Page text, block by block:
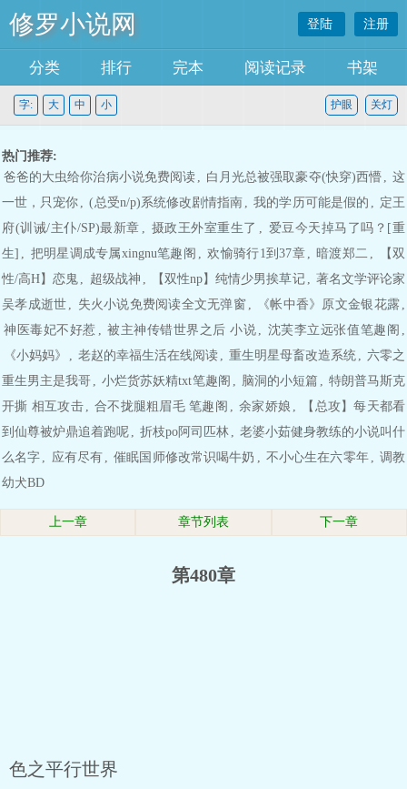
修罗小说网 登陆 注册
分类 排行 完本 阅读记录 书架
字: 大 中 小 关灯
护眼
热门推荐:
爸爸的大虫给你治病小说免费阅读 , 白月光总被强取豪夺(快穿)西懵 , 这
一世，只宠你 , (总受n/p)系统修改剧情指南 , 我的学历可能是假的 , 定王
府(训诫/主仆/SP)最新章 , 摄政王外室重生了 , 爱豆今天掉马了吗？[重
生] , 把明星调成专属xingnu笔趣阁 , 欢愉骑行1到37章 , 暗渡郑二 ,
【双
性/高H】恋鬼 , 超级战神 , 【双性np】纯情少男挨草记 , 著名文学评论家
吴孝成逝世 , 失火小说免费阅读全文无弹窗 , 《帐中香》原文金银花露 ,
神医毒妃不好惹 , 被主神传错世界之后 小说 , 沈芙李立远张值笔趣阁 ,
《小妈妈》
, 老赵的幸福生活在线阅读 , 重生明星母畜改造系统 , 六零之
重生男主是我哥 , 小烂货苏妖精txt笔趣阁 , 脑洞的小短篇 , 特朗普马斯克
开撕 相互攻击 , 合不拢腿粗眉毛 笔趣阁 , 余家娇娘 ,
【总攻】每天都看
到仙尊被炉鼎追着跑呢 , 折枝po阿司匹林 , 老婆小茹健身教练的小说叫什
么名字 , 应有尽有 , 催眠国师修改常识喝牛奶 , 不小心生在六零年 , 调教
幼犬BD
上一章 章节列表 下一章
第480章
色之平行世界